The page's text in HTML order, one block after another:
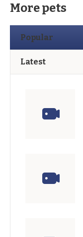
More pets
Popular
Latest